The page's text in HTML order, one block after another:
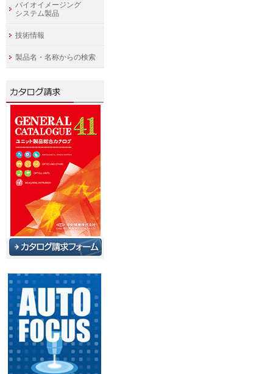
バイオイメージング
システム製品
技術情報
製品名・名称からの検索